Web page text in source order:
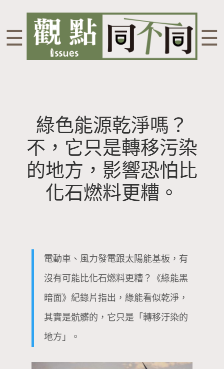
☰ ☰
綠色能源乾淨嗎？
不，它只是轉移污染
的地方，影響恐怕比
化石燃料更糟。
電動車、風力發電跟太陽能基板，有
沒有可能比化石燃料更糟？《綠能黑
暗面》紀錄片指出，綠能看似乾淨，
其實是骯髒的，它只是「轉移汙染的
地方」。